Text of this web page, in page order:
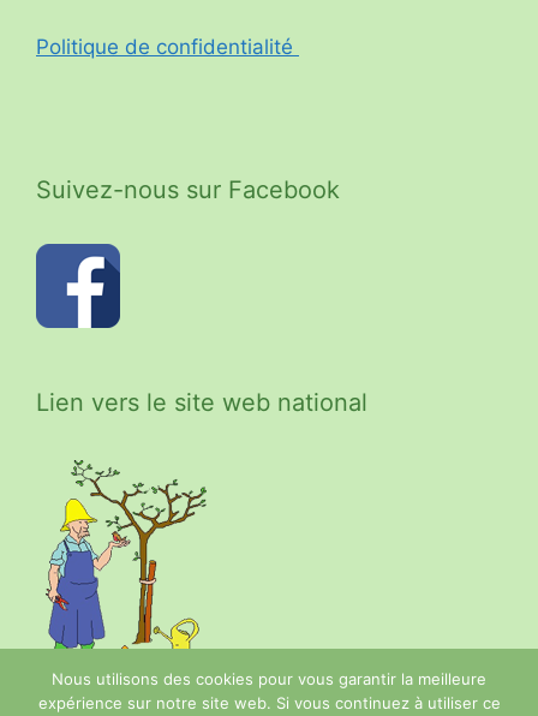
Politique de confidentialité
Suivez-nous sur Facebook
Lien vers le site web national
Nous utilisons des cookies pour vous garantir la meilleure
expérience sur notre site web. Si vous continuez à utiliser ce